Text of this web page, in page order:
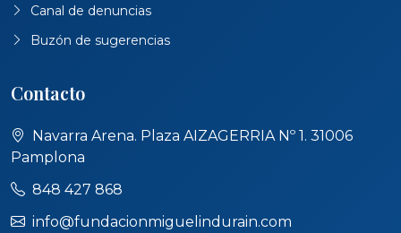
Canal de denuncias
Buzón de sugerencias
Contacto
Navarra Arena. Plaza AIZAGERRIA Nº 1. 31006
Pamplona
848 427 868
info@fundacionmiguelindurain.com